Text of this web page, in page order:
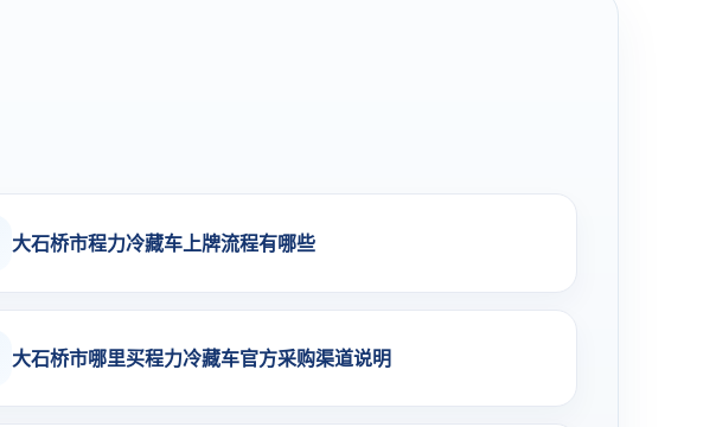
大石桥市程力冷藏车上牌流程有哪些
大石桥市哪里买程力冷藏车官方采购渠道说明